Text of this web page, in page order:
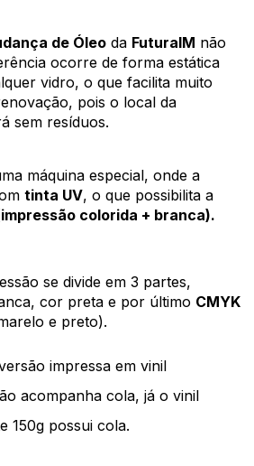
de Óleo da FuturaIM não
ocorre de forma estática
vidro, o que facilita muito
pois o local da
sem resíduos.
máquina especial, onde a
tinta UV, o que possibilita a
colorida + branca).
se divide em 3 partes,
cor preta e por último CMYK
e preto).
impressa em vinil
acompanha cola, já o vinil
150g possui cola.